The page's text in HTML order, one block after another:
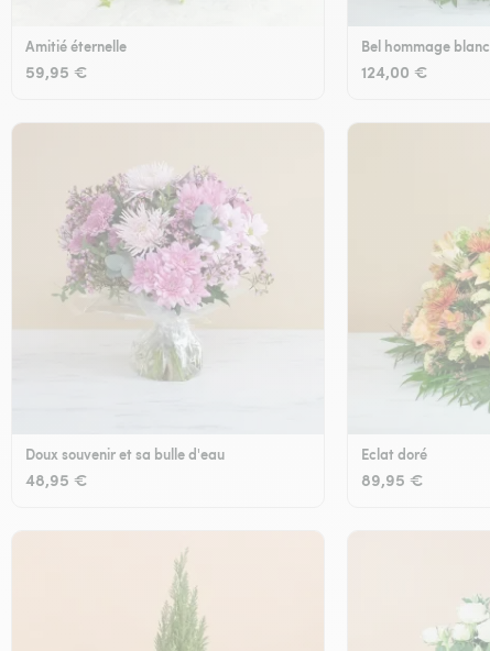
Amitié éternelle
59,95 €
Bel hommage blanc
124,00 €
Doux souvenir et sa bulle d'eau
48,95 €
Eclat doré
89,95 €